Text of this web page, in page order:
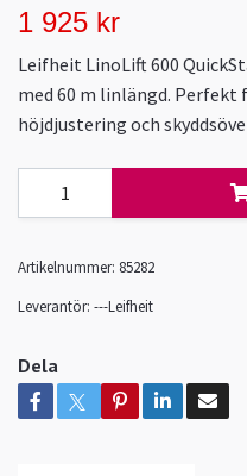
1 925 kr
Leifheit LinoLift 600
med 60 m linlängd. Perfekt
höjdjustering och
Artikelnummer: 85282
Leverantör: ---Leifheit
Dela